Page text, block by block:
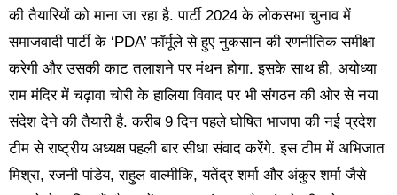
की तैयारियों को माना जा रहा है. पार्टी 2024 के लोकसभा चुनाव में
समाजवादी पार्टी के ‘PDA’ फॉर्मूले से हुए नुकसान की रणनीतिक समीक्षा
करेगी और उसकी काट तलाशने पर मंथन होगा. इसके साथ ही, अयोध्या
राम मंदिर में चढ़ावा चोरी के हालिया विवाद पर भी संगठन की ओर से नया
संदेश देने की तैयारी है. करीब 9 दिन पहले घोषित भाजपा की नई प्रदेश
टीम से राष्ट्रीय अध्यक्ष पहली बार सीधा संवाद करेंगे. इस टीम में अभिजात
मिश्रा, रजनी पांडेय, राहुल वाल्मीकि, यतेंद्र शर्मा और अंकुर शर्मा जैसे